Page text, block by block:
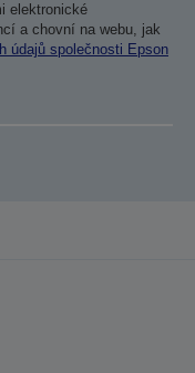
elektronické
a chovní na webu, jak
údajů společnosti Epson